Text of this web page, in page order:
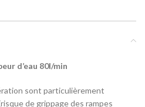
d’eau 80l/min
sont particulièrement
de grippage des rampes